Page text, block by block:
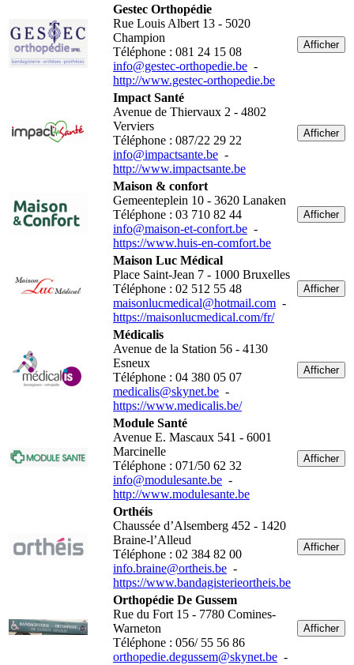
Gestec Orthopédie
Rue Louis Albert 13 - 5020
Champion
Téléphone : 081 24 15 08
info@gestec-orthopedie.be -
http://www.gestec-orthopedie.be
Afficher
Impact Santé
Avenue de Thiervaux 2 - 4802
Verviers
Téléphone : 087/22 29 22
info@impactsante.be -
http://www.impactsante.be
Afficher
Maison & confort
Gemeenteplein 10 - 3620 Lanaken
Téléphone : 03 710 82 44
info@maison-et-confort.be -
https://www.huis-en-comfort.be
Afficher
Maison Luc Médical
Place Saint-Jean 7 - 1000 Bruxelles
Téléphone : 02 512 55 48
maisonlucmedical@hotmail.com -
https://maisonlucmedical.com/fr/
Afficher
Médicalis
Avenue de la Station 56 - 4130
Esneux
Téléphone : 04 380 05 07
medicalis@skynet.be -
https://www.medicalis.be/
Afficher
Module Santé
Avenue E. Mascaux 541 - 6001
Marcinelle
Téléphone : 071/50 62 32
info@modulesante.be -
http://www.modulesante.be
Afficher
Orthéis
Chaussée d’Alsemberg 452 - 1420
Braine-l’Alleud
Téléphone : 02 384 82 00
info.braine@ortheis.be -
https://www.bandagisterieortheis.be
Afficher
Orthopédie De Gussem
Rue du Fort 15 - 7780 Comines-
Warneton
Téléphone : 056/ 55 56 86
orthopedie.degussem@skynet.be -
Afficher